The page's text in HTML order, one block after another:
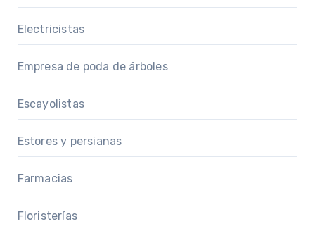
Electricistas
Empresa de poda de árboles
Escayolistas
Estores y persianas
Farmacias
Floristerías